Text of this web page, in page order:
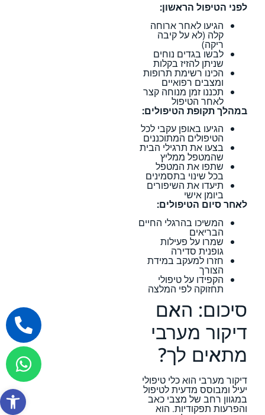
פתח
לפני הטיפול הראשון:
הגיעו לאחר ארוחה
קלה (לא על קיבה
ריקה)
לבשו בגדים נוחים
שניתן להזיז בקלות
הכינו רשימת תרופות
ומצבים רפואיים
תכננו זמן מנוחה קצר
לאחר הטיפול
במהלך תקופת הטיפולים:
הגיעו באופן עקבי לכל
הטיפולים המתוכננים
בצעו את תרגילי הבית
שהמטפל ממליץ
שתפו את המטפל
בכל שינוי בתסמינים
תיעדו את השיפורים
ביומן אישי
לאחר סיום הטיפולים:
המשיכו בהרגלי החיים
הבריאים
שמרו על פעילות
גופנית סדירה
חזרו למעקב במידת
הצורך
הקפידו על טיפולי
תחזוקה לפי המלצה
סיכום: האם
דיקור מערבי
מתאים לך?
דיקור מערבי הוא כלי טיפולי
יעיל ומבוסס מדעית לטיפול
במגוון רחב של מצבי כאב
והפרעות תפקודיות. הוא